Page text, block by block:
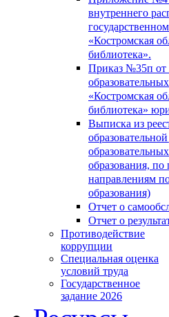
внутреннего
«Костромская
библиотека».
Приказ №35п от
«Костромская
библиотека»
Выписка из
образования, по
направлениям
образования)
Отчет о
Отчет о
Противодействие
коррупции
Специальная оценка
условий труда
Государственное
задание 2026